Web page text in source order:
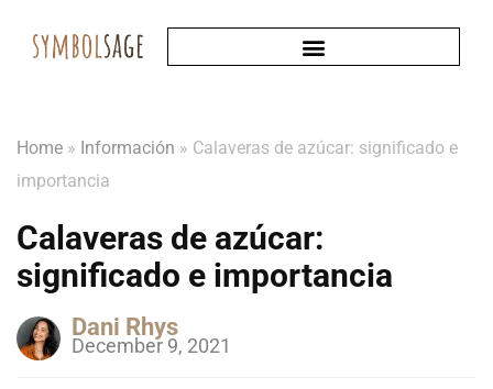
Home » Información » Calaveras de azúcar: significado e
importancia
Calaveras de azúcar:
significado e importancia
Dani Rhys
December 9, 2021